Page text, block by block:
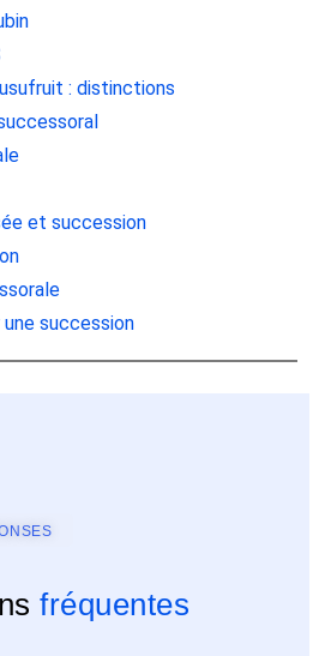
: distinctions
et succession
succession
fréquentes